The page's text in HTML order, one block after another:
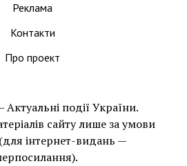
Реклама
Контакти
Про проект
події України.
сайту лише за умови
інтернет-видань —